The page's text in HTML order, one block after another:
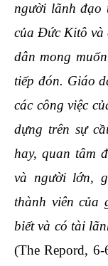
người lãnh đạo
của Đức Kitô và
dân mong
tiếp đón. Giáo
các công việc
dựng trên sự
hay, quan tâm
và người lớn,
thành viên của
biết và có tài
(The Repord,